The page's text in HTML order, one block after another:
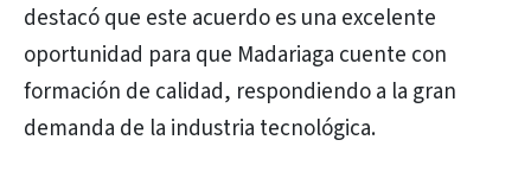
destacó que este acuerdo es una excelente
oportunidad para que Madariaga cuente con
formación de calidad, respondiendo a la gran
demanda de la industria tecnológica.